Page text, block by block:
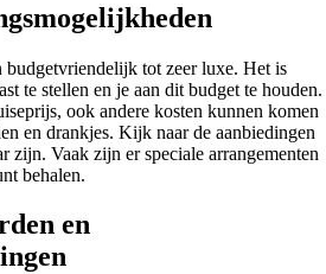
budgetvriendelijk tot zeer luxe. Het is
te stellen en je aan dit budget te houden.
ook andere kosten kunnen komen
en drankjes. Kijk naar de aanbiedingen
zijn. Vaak zijn er speciale arrangementen
behalen.
en